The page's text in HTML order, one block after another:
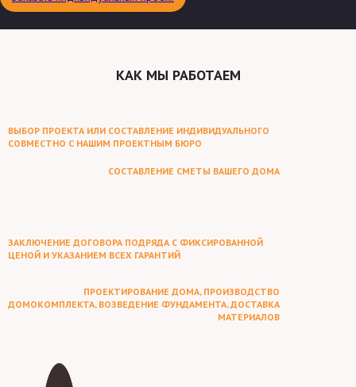
КАК МЫ РАБОТАЕМ
ВЫБОР ПРОЕКТА ИЛИ СОСТАВЛЕНИЕ ИНДИВИДУАЛЬНОГО
СОВМЕСТНО С НАШИМ ПРОЕКТНЫМ БЮРО
СОСТАВЛЕНИЕ СМЕТЫ ВАШЕГО ДОМА
ЗАКЛЮЧЕНИЕ ДОГОВОРА ПОДРЯДА С ФИКСИРОВАННОЙ
ЦЕНОЙ И УКАЗАНИЕМ ВСЕХ ГАРАНТИЙ
ПРОЕКТИРОВАНИЕ ДОМА, ПРОИЗВОДСТВО
ДОМОКОМПЛЕКТА, ВОЗВЕДЕНИЕ ФУНДАМЕНТА, ДОСТАВКА
МАТЕРИАЛОВ